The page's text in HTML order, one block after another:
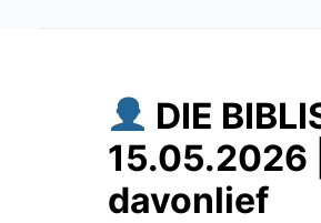
DIE
15.05.2026 |
davonlief